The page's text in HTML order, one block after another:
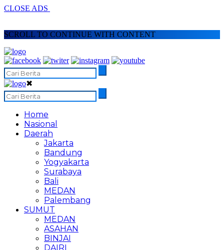
CLOSE ADS
SCROLL TO CONTINUE WITH CONTENT
✖
Home
Nasional
Daerah
Jakarta
Bandung
Yogyakarta
Surabaya
Bali
MEDAN
Palembang
SUMUT
MEDAN
ASAHAN
BINJAI
DAIRI